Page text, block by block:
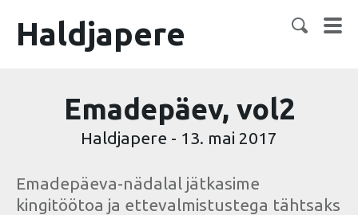
Haldjapere
Emadepäev, vol2
Haldjapere - 13. mai 2017
Emadepäeva-nädalal jätkasime
kingitöötoa ja ettevalmistustega tähtsaks